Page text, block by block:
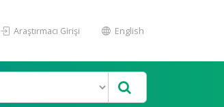
Araştırmacı Girişi English